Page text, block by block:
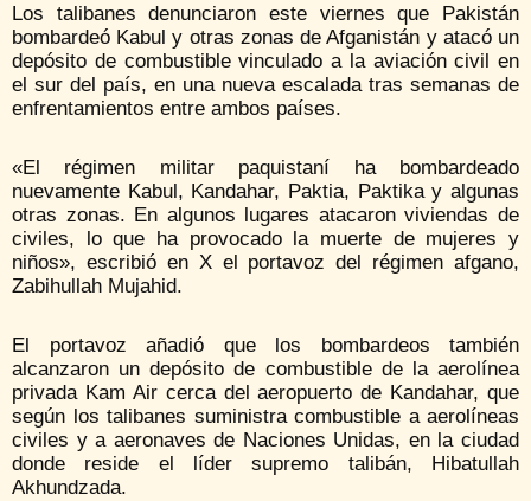
Los talibanes denunciaron este viernes que Pakistán
bombardeó Kabul y otras zonas de Afganistán y atacó un
depósito de combustible vinculado a la aviación civil en
el sur del país, en una nueva escalada tras semanas de
enfrentamientos entre ambos países.
«El régimen militar paquistaní ha bombardeado
nuevamente Kabul, Kandahar, Paktia, Paktika y algunas
otras zonas. En algunos lugares atacaron viviendas de
civiles, lo que ha provocado la muerte de mujeres y
niños», escribió en X el portavoz del régimen afgano,
Zabihullah Mujahid.
El portavoz añadió que los bombardeos también
alcanzaron un depósito de combustible de la aerolínea
privada Kam Air cerca del aeropuerto de Kandahar, que
según los talibanes suministra combustible a aerolíneas
civiles y a aeronaves de Naciones Unidas, en la ciudad
donde reside el líder supremo talibán, Hibatullah
Akhundzada.